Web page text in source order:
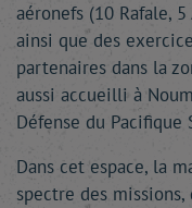
aéronefs (10 Rafale,
ainsi que des
partenaires dans la
aussi accueilli à
Défense du Pacifique
Dans cet espace, la
spectre des missions,